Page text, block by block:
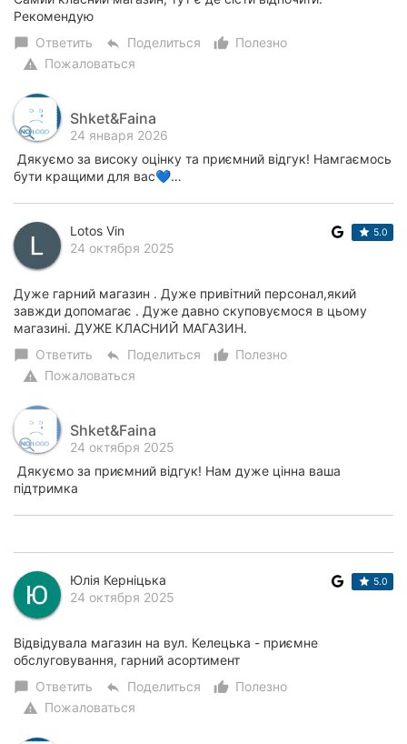
Рекомендую
chat_bubble Ответить reply Поделиться thumb_up_alt
Полезно
warning Пожаловаться
Shket&Faina
24 января 2026
Дякуємо за високу оцінку та приємний відгук! Намгаємось
бути кращими для вас💙…
Lotos Vin
24 октября 2025
5.0
Дуже гарний магазин . Дуже привітний персонал,який
завжди допомагає . Дуже давно скуповуємося в цьому
магазині. ДУЖЕ КЛАСНИЙ МАГАЗИН.
chat_bubble Ответить reply Поделиться thumb_up_alt
Полезно
warning Пожаловаться
Shket&Faina
24 октября 2025
Дякуємо за приємний відгук! Нам дуже цінна ваша
підтримка
Юлія Керніцька
24 октября 2025
5.0
Відвідувала магазин на вул. Келецька - приємне
обслуговування, гарний асортимент
chat_bubble Ответить reply Поделиться thumb_up_alt
Полезно
warning Пожаловаться